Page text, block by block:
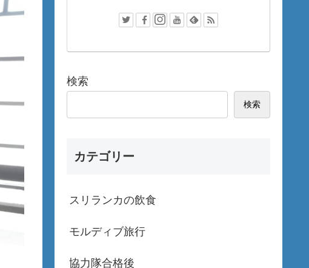
検索
検索
カテゴリー
スリランカの飲食
モルディブ旅行
協力隊合格後